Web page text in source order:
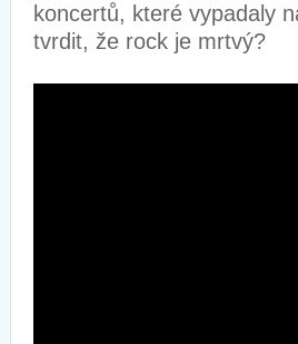
koncertů, které vypadaly
tvrdit, že rock je mrtvý?